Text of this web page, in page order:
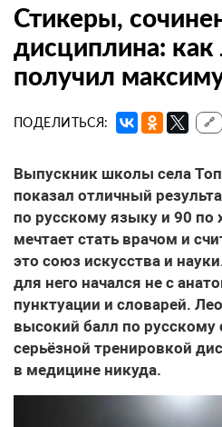
Стикеры,
дисциплина:
получил
ПОДЕЛИТЬСЯ: 🔗
Выпускник школы села
показал отличный
по русскому языку и 90 по
мечтает стать врачом и
это союз искусства и
для него начался не с
пунктуации и словарей.
высокий балл по русскому
серьёзной тренировкой
в медицине никуда.